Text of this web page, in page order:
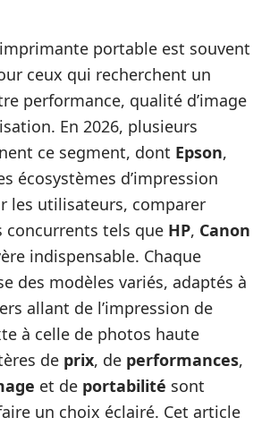
imprimante portable est souvent
ceux qui recherchent un
performance, qualité d’image
En 2026, plusieurs
ce segment, dont Epson,
écosystèmes d’impression
les utilisateurs, comparer
concurrents tels que HP, Canon
indispensable. Chaque
des modèles variés, adaptés à
allant de l’impression de
à celle de photos haute
de prix, de performances,
et de portabilité sont
un choix éclairé. Cet article